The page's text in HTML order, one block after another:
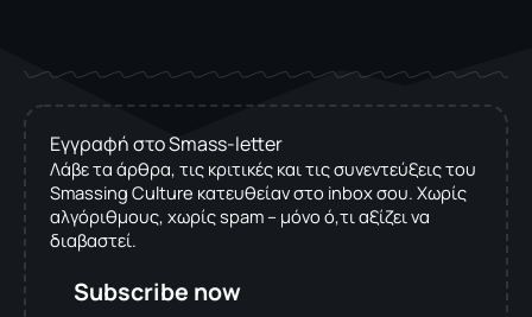
Εγγραφή στο Smass-letter
Λάβε τα άρθρα, τις κριτικές και τις συνεντεύξεις του
Smassing Culture κατευθείαν στο inbox σου. Χωρίς
αλγόριθμους, χωρίς spam – μόνο ό,τι αξίζει να
διαβαστεί.
Subscribe now